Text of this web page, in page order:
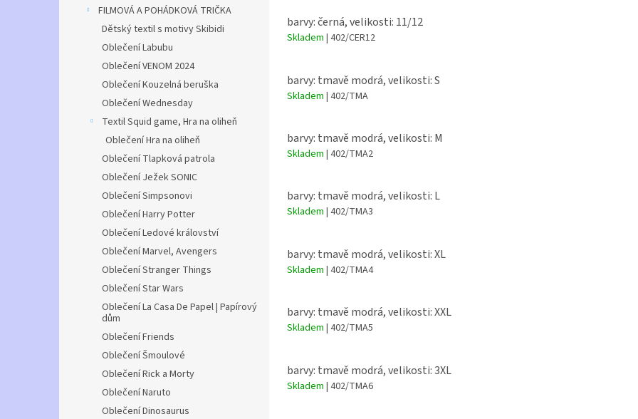
FILMOVÁ A POHÁDKOVÁ TRIČKA
Dětský textil s motivy Skibidi
Oblečení Labubu
Oblečení VENOM 2024
Oblečení Kouzelná beruška
Oblečení Wednesday
Textil Squid game, Hra na oliheň
Oblečení Hra na oliheň
Oblečení Tlapková patrola
Oblečení Ježek SONIC
Oblečení Simpsonovi
Oblečení Harry Potter
Oblečení Ledové království
Oblečení Marvel, Avengers
Oblečení Stranger Things
Oblečení Star Wars
Oblečení La Casa De Papel | Papírový
dům
Oblečení Friends
Oblečení Šmoulové
Oblečení Rick a Morty
Oblečení Naruto
Oblečení Dinosaurus
barvy: černá, velikosti: 11/12
Skladem | 402/CER12
barvy: tmavě modrá, velikosti: S
Skladem | 402/TMA
barvy: tmavě modrá, velikosti: M
Skladem | 402/TMA2
barvy: tmavě modrá, velikosti: L
Skladem | 402/TMA3
barvy: tmavě modrá, velikosti: XL
Skladem | 402/TMA4
barvy: tmavě modrá, velikosti: XXL
Skladem | 402/TMA5
barvy: tmavě modrá, velikosti: 3XL
Skladem | 402/TMA6